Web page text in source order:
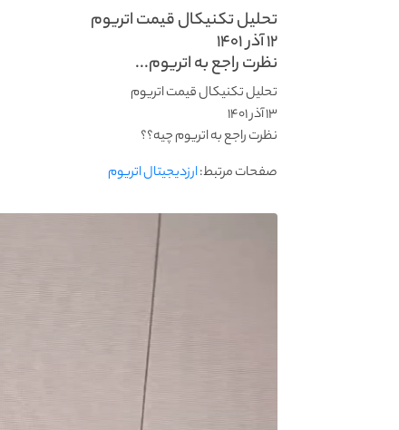
تحلیل تکنیکال قیمت اتریوم
۱۲ آذر ۱۴۰۱
نظرت راجع به اتریوم...
تحلیل تکنیکال قیمت اتریوم
۱۳ آذر ۱۴۰۱
نظرت راجع به اتریوم چیه؟؟
صفحات مرتبط:ارزدیجیتال اتریوم